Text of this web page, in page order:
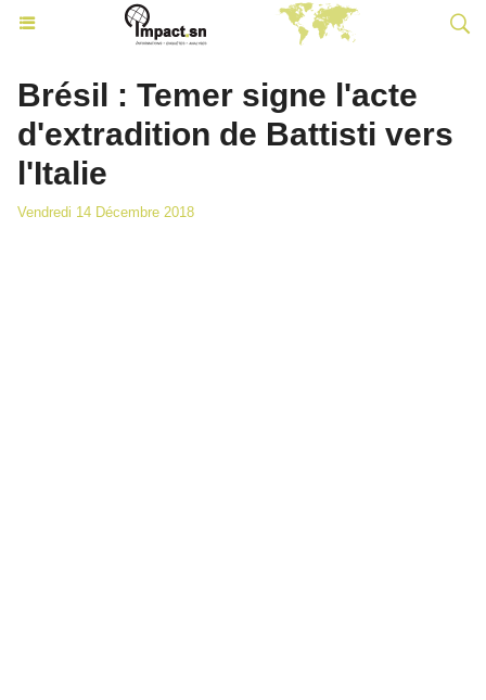
Brésil : Temer signe l'acte
d'extradition de Battisti vers
l'Italie
Vendredi 14 Décembre 2018